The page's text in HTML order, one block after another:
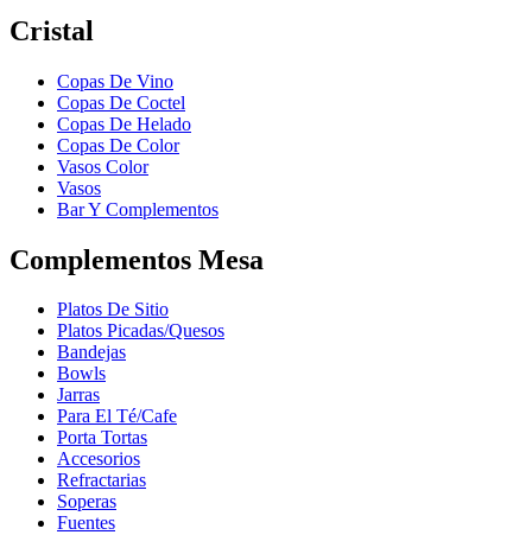
Cristal
Copas De Vino
Copas De Coctel
Copas De Helado
Copas De Color
Vasos Color
Vasos
Bar Y Complementos
Complementos Mesa
Platos De Sitio
Platos Picadas/Quesos
Bandejas
Bowls
Jarras
Para El Té/Cafe
Porta Tortas
Accesorios
Refractarias
Soperas
Fuentes